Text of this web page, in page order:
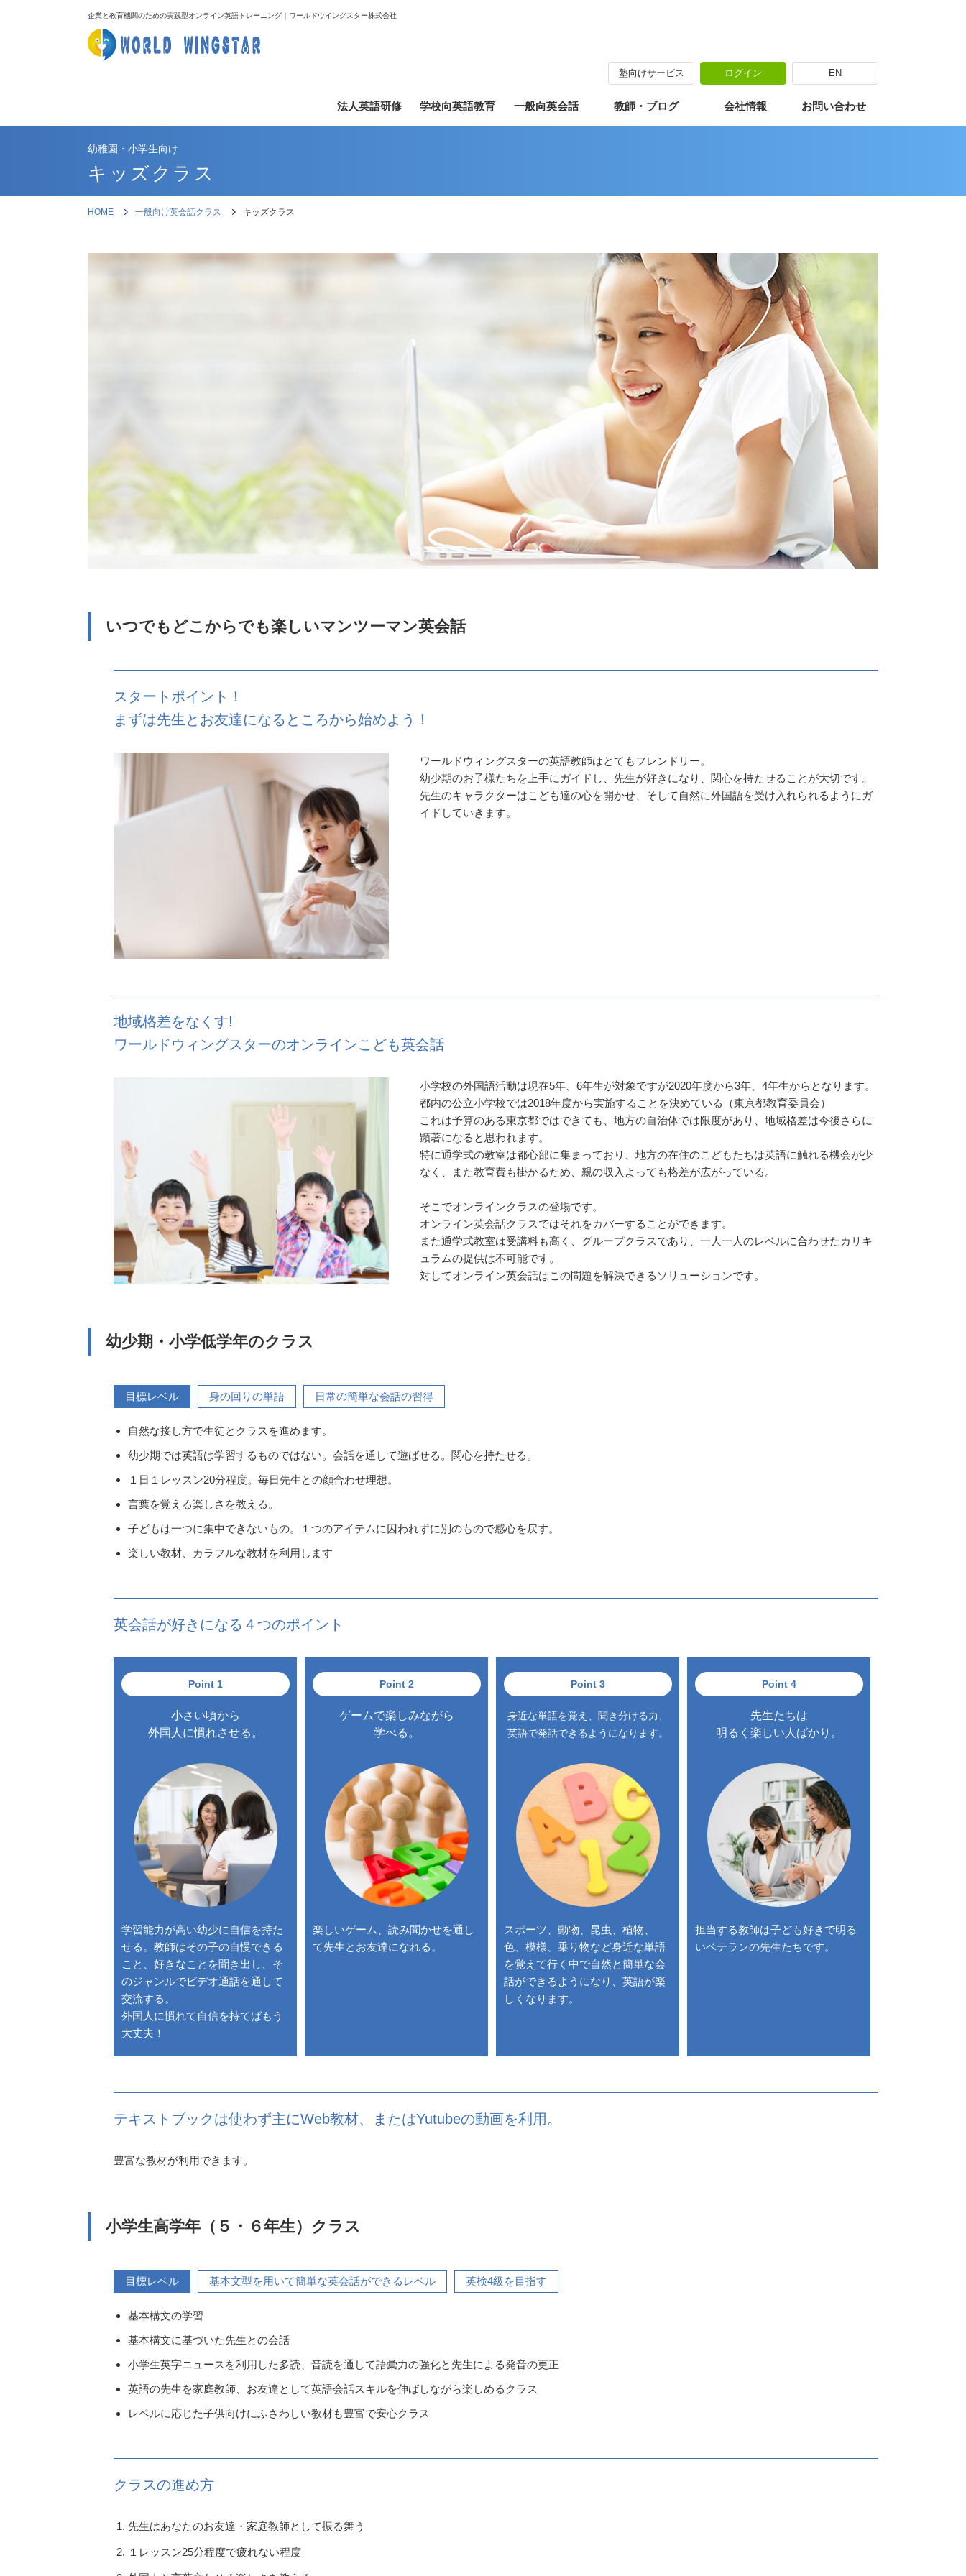
企業と教育機関のための実践型オンライン英語トレーニング｜ワールドウイングスター株式会社
塾向けサービス ログイン EN
法人英語研修 学校向英語教育 一般向英会話 教師・ブログ 会社情報 お問い合わせ
幼稚園・小学生向け
キッズクラス
HOME 一般向け英会話クラス キッズクラス
いつでもどこからでも楽しいマンツーマン英会話
スタートポイント！
まずは先生とお友達になるところから始めよう！
ワールドウィングスターの英語教師はとてもフレンドリー。
幼少期のお子様たちを上手にガイドし、先生が好きになり、関心を持たせることが大切です。
先生のキャラクターはこども達の心を開かせ、そして自然に外国語を受け入れられるようにガ
イドしていきます。
地域格差をなくす!
ワールドウィングスターのオンラインこども英会話
小学校の外国語活動は現在5年、6年生が対象ですが2020年度から3年、4年生からとなります。
都内の公立小学校では2018年度から実施することを決めている（東京都教育委員会）
これは予算のある東京都ではできても、地方の自治体では限度があり、地域格差は今後さらに
顕著になると思われます。
特に通学式の教室は都心部に集まっており、地方の在住のこどもたちは英語に触れる機会が少
なく、また教育費も掛かるため、親の収入よっても格差が広がっている。
そこでオンラインクラスの登場です。
オンライン英会話クラスではそれをカバーすることができます。
また通学式教室は受講料も高く、グループクラスであり、一人一人のレベルに合わせたカリキ
ュラムの提供は不可能です。
対してオンライン英会話はこの問題を解決できるソリューションです。
幼少期・小学低学年のクラス
目標レベル 身の回りの単語 日常の簡単な会話の習得
自然な接し方で生徒とクラスを進めます。
幼少期では英語は学習するものではない。会話を通して遊ばせる。関心を持たせる。
１日１レッスン20分程度。毎日先生との顔合わせ理想。
言葉を覚える楽しさを教える。
子どもは一つに集中できないもの。１つのアイテムに囚われずに別のもので感心を戻す。
楽しい教材、カラフルな教材を利用します
英会話が好きになる４つのポイント
Point 1
小さい頃から
外国人に慣れさせる。
学習能力が高い幼少に自信を持た
せる。教師はその子の自慢できる
こと、好きなことを聞き出し、そ
のジャンルでビデオ通話を通して
交流する。
外国人に慣れて自信を持てばもう
大丈夫！
Point 2
ゲームで楽しみながら
学べる。
楽しいゲーム、読み聞かせを通し
て先生とお友達になれる。
Point 3
身近な単語を覚え、聞き分ける力、
英語で発話できるようになります。
スポーツ、動物、昆虫、植物、
色、模様、乗り物など身近な単語
を覚えて行く中で自然と簡単な会
話ができるようになり、英語が楽
しくなります。
Point 4
先生たちは
明るく楽しい人ばかり。
担当する教師は子ども好きで明る
いベテランの先生たちです。
テキストブックは使わず主にWeb教材、またはYutubeの動画を利用。
豊富な教材が利用できます。
小学生高学年（５・６年生）クラス
目標レベル 基本文型を用いて簡単な英会話ができるレベル 英検4級を目指す
基本構文の学習
基本構文に基づいた先生との会話
小学生英字ニュースを利用した多読、音読を通して語彙力の強化と先生による発音の更正
英語の先生を家庭教師、お友達として英語会話スキルを伸ばしながら楽しめるクラス
レベルに応じた子供向けにふさわしい教材も豊富で安心クラス
クラスの進め方
先生はあなたのお友達・家庭教師として振る舞う
１レッスン25分程度で疲れない程度